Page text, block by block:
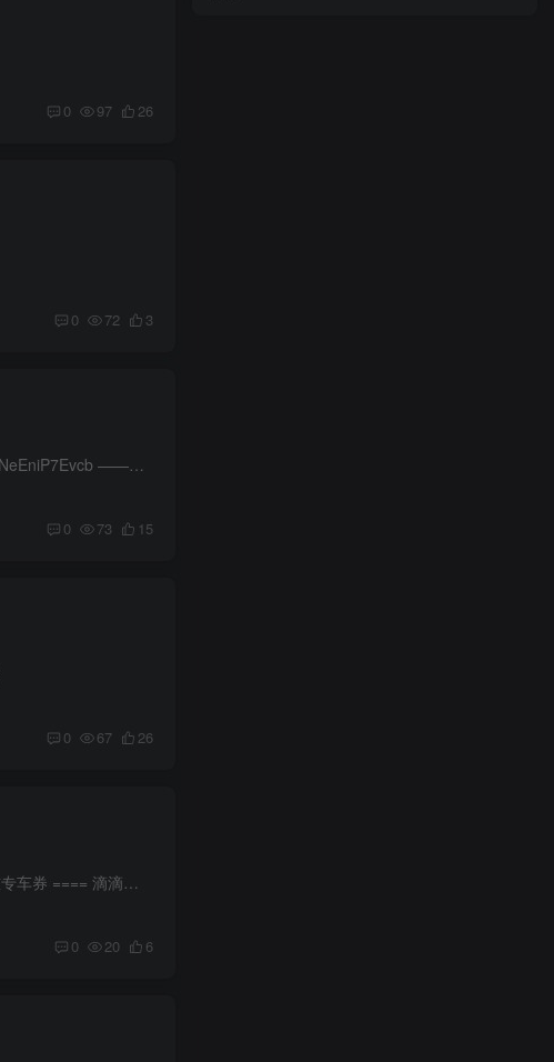
0 97 26
0 72 3
微信打开活动->直接领2张5亓+1张5折打车券，不限地区使用 mp://LpjBEcsQ6kOibcA mp://ZNF4NeEniP7Evcb ———— 一键领取8张5亓打车券 https://4kz.cn/An5Lat
0 73 15
0 67 26
滴滴APP底部“我的”->优惠卡券->顶部“出行卡”->下拉最底下“限时出行红包”->每天可领10亓无门槛专车券 ==== 滴滴打车每天最高5折打车券：https://temaiw.cn/Ad8Ofm 花小猪每天...
0 20 6